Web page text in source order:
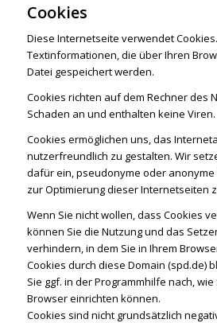
Cookies
Diese Internetseite verwendet
Textinformationen, die über Ihren
Datei gespeichert werden.
Cookies richten auf dem Rechner des
Schaden an und enthalten keine Viren.
Cookies ermöglichen uns, das
nutzerfreundlich zu gestalten. Wir
dafür ein, pseudonyme oder
zur Optimierung dieser Internetseiten
Wenn Sie nicht wollen, dass Cookies
können Sie die Nutzung und das
verhindern, in dem Sie in Ihrem
Cookies durch diese Domain (spd.de)
Sie ggf. in der Programmhilfe nach, wie
Browser einrichten können.
Cookies sind nicht grundsätzlich